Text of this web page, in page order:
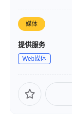
媒体
提供服务
Web媒体